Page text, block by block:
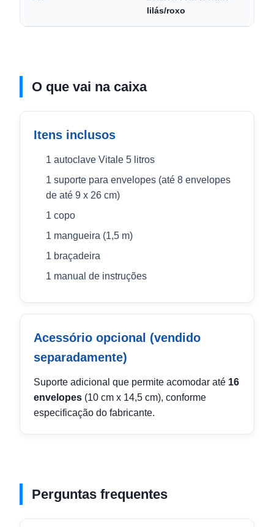
lilás/roxo
O que vai na caixa
Itens inclusos
1 autoclave Vitale 5 litros
1 suporte para envelopes (até 8 envelopes
de até 9 x 26 cm)
1 copo
1 mangueira (1,5 m)
1 braçadeira
1 manual de instruções
Acessório opcional (vendido
separadamente)
Suporte adicional que permite acomodar até 16
envelopes (10 cm x 14,5 cm), conforme
especificação do fabricante.
Perguntas frequentes